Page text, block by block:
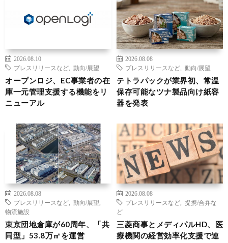
2026.08.10
プレスリリースなど
動向/展望
オープンロジ、EC事業者の在
庫一元管理支援する機能をリ
ニューアル
2026.08.08
プレスリリースなど
動向/展望
テトラパックが業界初、常温
保存可能なツナ製品向け紙容
器を発表
2026.08.08
プレスリリースなど
動向/展望
物流施設
東京団地倉庫が60周年、「共
同型」53.8万㎡を運営
2026.08.08
プレスリリースなど
提携/合弁な
ど
三菱商事とメディパルHD、医
療機関の経営効率化支援で連